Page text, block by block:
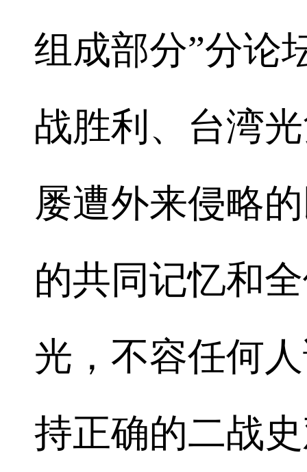
组成部分”分论
战胜利、台湾
屡遭外来侵略
的共同记忆和
光，不容任何
持正确的二战